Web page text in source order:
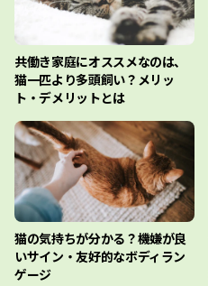
共働き家庭にオススメなのは、
猫一匹より多頭飼い？メリッ
ト・デメリットとは
猫の気持ちが分かる？機嫌が良
いサイン・友好的なボディラン
ゲージ